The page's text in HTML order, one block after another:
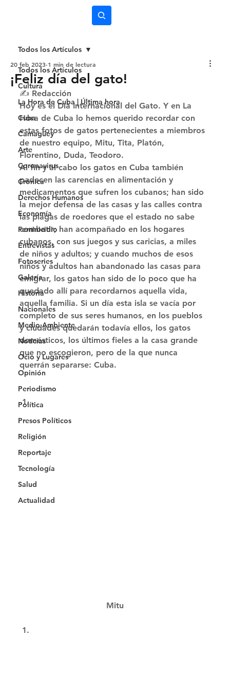
Todos los Artículos
Cultura
La Hora de Cuba | Última hora
Cuba
Camagüey
Arte
Coronavirus
Crónica
Derechos Humanos
Economía
Feminicidio
Entrevistas
Fotoseries
Galería
Historia
Nacionales
Medio Ambiente
Noticias
Ocio y Lugares
Opinión
Periodismo
Política
Presos Políticos
Religión
Reportaje
Tecnología
Salud
Actualidad
Todos los Artículos
¡Feliz día del gato!
20 feb 2023 1 min de lectura
✍️ Redacción
Hoy es el Día Internacional del Gato. Y en La
Hora de Cuba lo hemos querido recordar con
estas fotos de gatos pertenecientes a miembros
de nuestro equipo, Mitu, Tita, Platón,
Florentino, Duda, Teodoro.
Al fin y al cabo los gatos en Cuba también
padecen las carencias en alimentación y
medicamentos que sufren los cubanos; han sido
la mejor defensa de las casas y las calles contra
las plagas de roedores que el estado no sabe
combatir; han acompañado en los hogares
cubanos, con sus juegos y sus caricias, a miles
de niños y adultos; y cuando muchos de esos
niños y adultos han abandonado las casas para
emigrar, los gatos han sido de lo poco que ha
quedado allí para recordarnos aquella vida,
aquella familia. Si un día esta isla se vacía por
completo de sus seres humanos, en los pueblos
y ciudades quedarán todavía ellos, los gatos
domésticos, los últimos fieles a la casa grande
que no escogieron, pero de la que nunca
querrán separarse: Cuba.
Mitu